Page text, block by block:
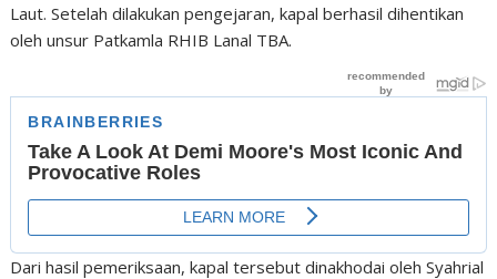
Laut. Setelah dilakukan pengejaran, kapal berhasil dihentikan
oleh unsur Patkamla RHIB Lanal TBA.
Dari hasil pemeriksaan, kapal tersebut dinakhodai oleh Syahrial